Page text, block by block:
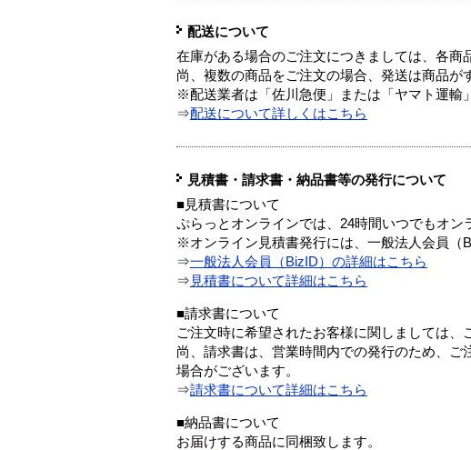
配送について
在庫がある場合のご注文につきましては、各商
尚、複数の商品をご注文の場合、発送は商品が
※配送業者は「佐川急便」または「ヤマト運輸
⇒配送について詳しくはこちら
見積書・請求書・納品書等の発行について
■見積書について
ぷらっとオンラインでは、24時間いつでもオン
※オンライン見積書発行には、一般法人会員（
⇒一般法人会員（BizID）の詳細はこちら
⇒ 見積書について詳細はこちら
■請求書について
ご注文時に希望されたお客様に関しましては、
尚、請求書は、営業時間内での発行のため、
場合がございます。
⇒請求書について詳細はこちら
■納品書について
お届けする商品に同梱致します。